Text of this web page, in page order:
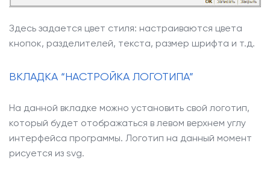
Здесь задается цвет стиля: настраиваются цвета
кнопок, разделителей, текста, размер шрифта и т.д.
ВКЛАДКА “НАСТРОЙКА ЛОГОТИПА”
На данной вкладке можно установить свой логотип,
который будет отображаться в левом верхнем углу
интерфейса программы. Логотип на данный момент
рисуется из svg.